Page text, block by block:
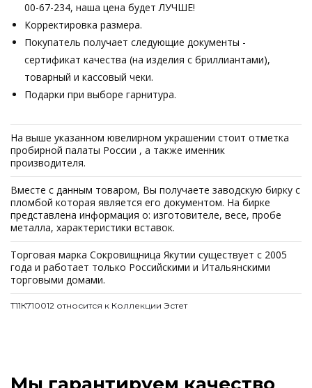
00-67-234, наша цена будет ЛУЧШЕ!
Корректировка размера.
Покупатель получает следующие документы -
сертификат качества (на изделия с бриллиантами),
товарный и кассовый чеки.
Подарки при выборе гарнитура.
На выше указанном ювелирном украшении стоит отметка
пробирной палаты России , а также именник
производителя.
Вместе с данным товаром, Вы получаете заводскую бирку с
пломбой которая является его документом. На бирке
представлена информация о: изготовителе, весе, пробе
металла, характеристики вставок.
Торговая марка Сокровищница Якутии существует с 2005
года и работает только Российскими и Итальянскими
торговыми домами.
Т11К710012 относится к Коллекции Эстет